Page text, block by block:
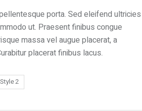
porta. Sed eleifend ultricies
ut. Praesent finibus congue
massa vel augue placerat, a
placerat finibus lacus.
Style 2